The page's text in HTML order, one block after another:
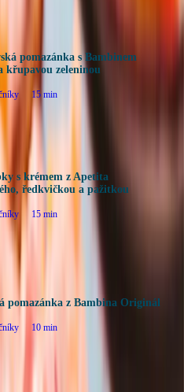
pomazánka s Bambinem
křupavou zeleninou
15 min
s krémem z Apetita
ředkvičkou a pažitkou
15 min
pomazánka z Bambina Originál
10 min